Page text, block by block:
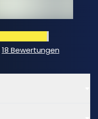
18 Bewertungen